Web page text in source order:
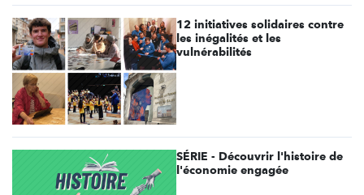
12 initiatives solidaires contre
les inégalités et les
vulnérabilités
SÉRIE - Découvrir l'histoire de
l'économie engagée